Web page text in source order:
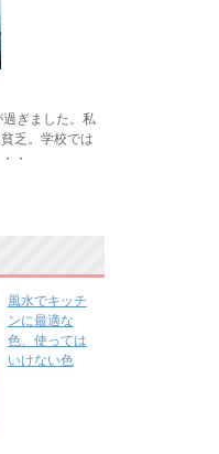
ぎました。私
乏。学校では
・
風水でキッチ
ンに最適な
色、使っては
いけない色